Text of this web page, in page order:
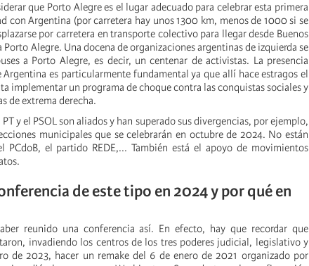
que Porto Alegre es el lugar adecuado para celebrar esta primera
con Argentina (por carretera hay unos 1300 km, menos de 1000 si se
por carretera en transporte colectivo para llegar desde Buenos
Alegre. Una docena de organizaciones argentinas de izquierda se
a Porto Alegre, es decir, un centenar de activistas. La presencia
es particularmente fundamental ya que allí hace estragos el
implementar un programa de choque contra las conquistas sociales y
de extrema derecha.
y el PSOL son aliados y han superado sus divergencias, por ejemplo,
municipales que se celebrarán en octubre de 2024. No están
el partido REDE,... También está el apoyo de movimientos
de este tipo en 2024 y por qué en
reunido una conferencia así. En efecto, hay que recordar que
invadiendo los centros de los tres poderes judicial, legislativo y
de 2023, hacer un remake del 6 de enero de 2021 organizado por